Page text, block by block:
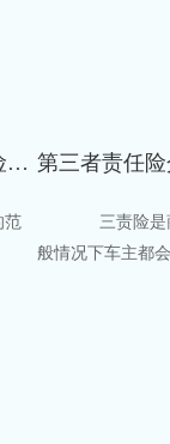
车辆保险里面的商业险和第三者责任险是相同的吗
范
第三者责任
三责险是商
般情况下车主都